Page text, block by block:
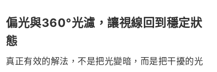
偏光與360°光濾，讓視線回到穩定狀
態
真正有效的解法，不是把光變暗，而是把干擾的光